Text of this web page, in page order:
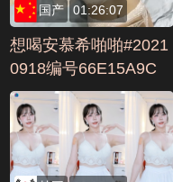
国产 01:26:07
想喝安慕希啪啪#2021
0918编号66E15A9C